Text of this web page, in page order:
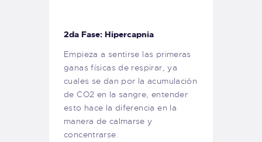
2da Fase: Hipercapnia
Empieza a sentirse las primeras
ganas físicas de respirar, ya
cuales se dan por la acumulación
de CO2 en la sangre, entender
esto hace la diferencia en la
manera de calmarse y
concentrarse.